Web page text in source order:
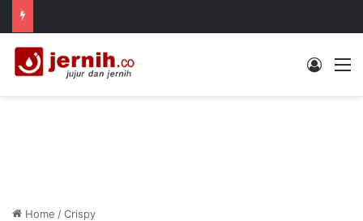
Log In
Home /Crispy